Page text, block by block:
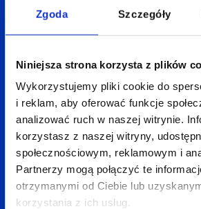
Zgoda Szczegóły
Niniejsza strona korzysta z plików
Wykorzystujemy pliki cookie do
i reklam, aby oferować funkcje
analizować ruch w naszej witrynie.
korzystasz z naszej witryny,
społecznościowym, reklamowym i
Partnerzy mogą połączyć te
otrzymanymi od Ciebie lub
korzystania z ich usług.
Aleksandra
Piotr Matusiak